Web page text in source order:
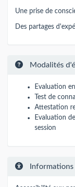
Une prise de
Des partages
Modalités
Evaluation
Test de
Attestation
Evaluation
session